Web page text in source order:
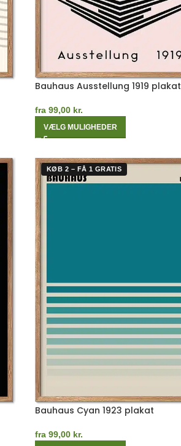
Bauhaus Ausstellung 1919 plakat
fra 99,00 kr.
VÆLG MULIGHEDER
KØB 2 – FÅ 1 GRATIS
Bauhaus Cyan 1923 plakat
fra 99,00 kr.